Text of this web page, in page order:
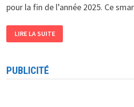
pour la fin de l’année 2025. Ce
POURRAIT
LANCER
FIN
L’IPHONE
LIRE LA SUITE
PUBLICITÉ